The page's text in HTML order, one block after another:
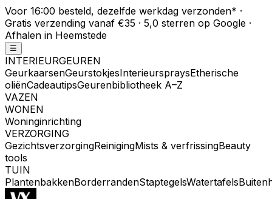
Voor 16:00 besteld, dezelfde werkdag verzonden* ·
Gratis verzending vanaf €35 · 5,0 sterren op Google ·
Afhalen in Heemstede
☰
INTERIEURGEUREN
GeurkaarsenGeurstokjesInterieurspraysEtherische
oliënCadeautipsGeurenbibliotheek A–Z
VAZEN
WONEN
Woninginrichting
VERZORGING
GezichtsverzorgingReinigingMists & verfrissingBeauty
tools
TUIN
PlantenbakkenBorderrandenStaptegelsWatertafels